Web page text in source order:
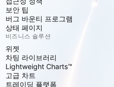
보안 팁
버그 바운티 프로그램
상태 페이지
비즈니스 솔루션
위젯
차팅 라이브러리
Lightweight Charts™
고급 차트
트레이딩 플랫폼